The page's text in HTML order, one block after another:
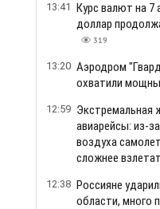
13:41 Курс валют на 7
доллар
319
13:20 Аэродром
охватили
12:59 Экстремальная
авиарейсы: из-
воздуха
сложнее
12:38 Россияне
области, много